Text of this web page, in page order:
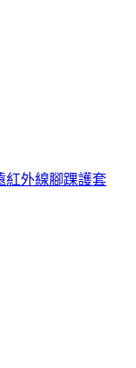
紅外線腳踝護套